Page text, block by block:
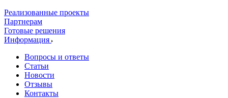
Реализованные проекты
Партнерам
Готовые решения
Информация
Вопросы и ответы
Статьи
Новости
Отзывы
Контакты